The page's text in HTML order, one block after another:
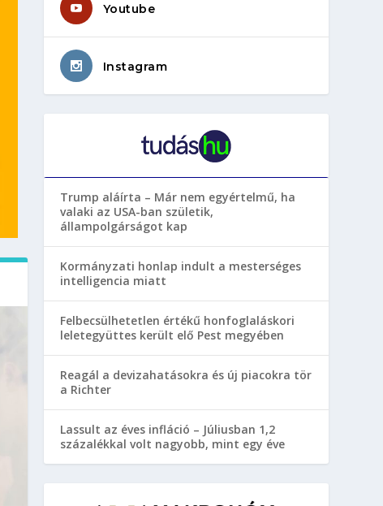
Youtube
Instagram
Trump aláírta – Már nem egyértelmű, ha
valaki az USA-ban születik,
állampolgárságot kap
Kormányzati honlap indult a mesterséges
intelligencia miatt
Felbecsülhetetlen értékű honfoglaláskori
leletegyüttes került elő Pest megyében
Reagál a devizahatásokra és új piacokra tör
a Richter
Lassult az éves infláció – Júliusban 1,2
százalékkal volt nagyobb, mint egy éve